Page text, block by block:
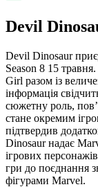
Devil
Devil Dinosaur
Season 8 15
Girl разом із
інформація
сюжетну роль,
стане окремим
підтвердив
Dinosaur надає
ігрових
гри до поєднання
фігурами Marvel.